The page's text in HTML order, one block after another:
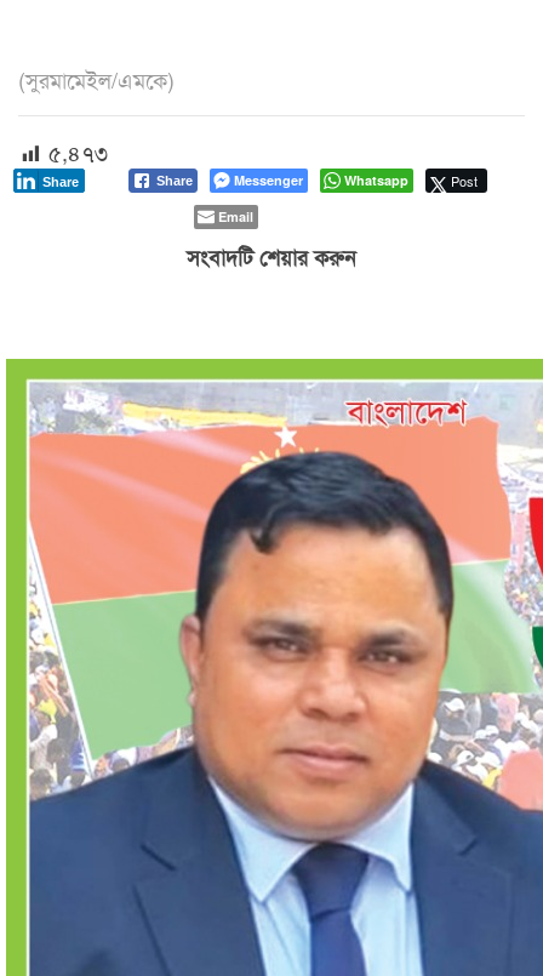
(সুরমামেইল/এমকে)
৫,৪৭৩
Share Messenger Whatsapp Post
Share
Email
সংবাদটি শেয়ার করুন